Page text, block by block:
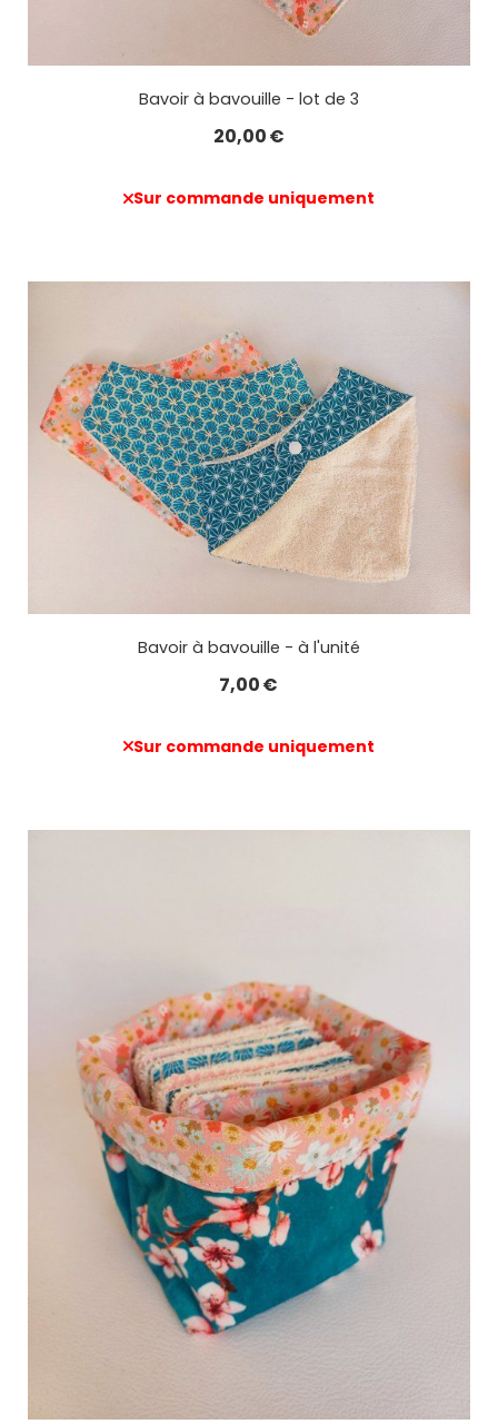
Bavoir à bavouille - lot de 3
20,00€
Sur commande uniquement
Bavoir à bavouille - à l'unité
7,00€
Sur commande uniquement